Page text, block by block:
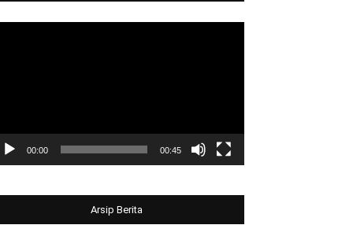
00:00 00:45
Arsip Berita